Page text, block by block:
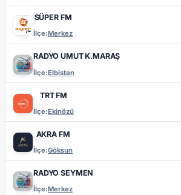
SÜPER FM
İlçe:Merkez
RADYO UMUT K.MARAŞ
İlçe:Elbistan
TRT FM
İlçe:Ekinözü
AKRA FM
İlçe:Göksun
RADYO SEYMEN
İlçe:Merkez